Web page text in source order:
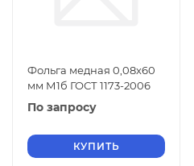
Фольга медная 0,08х60
мм М1б ГОСТ 1173-2006
По запросу
КУПИТЬ